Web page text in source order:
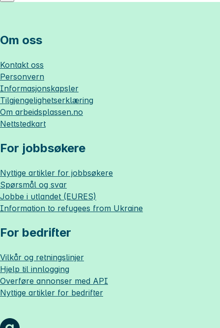
Om oss
Kontakt oss
Personvern
Informasjonskapsler
Tilgjengelighetserklæring
Om arbeidsplassen.no
Nettstedkart
For jobbsøkere
Nyttige artikler for jobbsøkere
Spørsmål og svar
Jobbe i utlandet (EURES)
Information to refugees from Ukraine
For bedrifter
Vilkår og retningslinjer
Hjelp til innlogging
Overføre annonser med API
Nyttige artikler for bedrifter